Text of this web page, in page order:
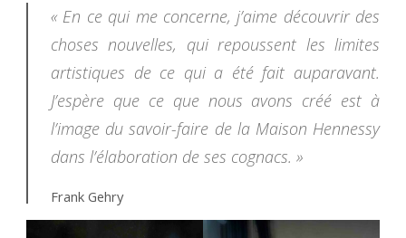
« En ce qui me concerne, j’aime découvrir des
choses nouvelles, qui repoussent les limites
artistiques de ce qui a été fait auparavant.
J’espère que ce que nous avons créé est à
l’image du savoir-faire de la Maison Hennessy
dans l’élaboration de ses cognacs. »
Frank Gehry